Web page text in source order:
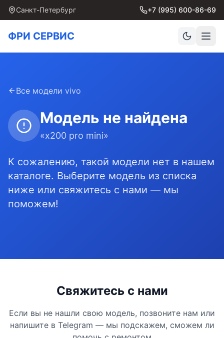
Санкт-Петербург +7 (995) 600-86-69
ФРИ СЕРВИС
Все модели vivo
Модель не найдена
«x200 pro mini»
К сожалению, такой модели нет в нашем
каталоге. Выберите модель из списка
ниже или свяжитесь с нами — мы
поможем!
Свяжитесь с нами
Если вы не нашли свою модель, позвоните нам или
напишите в Telegram — мы подскажем, сможем ли